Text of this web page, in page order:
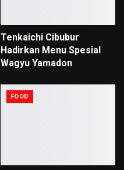
Tenkaichi Cibubur
Hadirkan Menu Spesial
Wagyu Yamadon
FOOD